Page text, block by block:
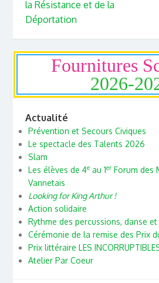
la Résistance et de la
Déportation
Fournitures
2026-
Actualité
Prévention et Secours Civiques
Le spectacle des Talents 2026
Slam
Les élèves de 4eau 1erForum des
Vannetais
Looking for King Arthur !
Action solidaire
Rythme des percussions, danse
Cérémonie de la remise des Prix
Prix littéraire LES
Atelier Par Coeur